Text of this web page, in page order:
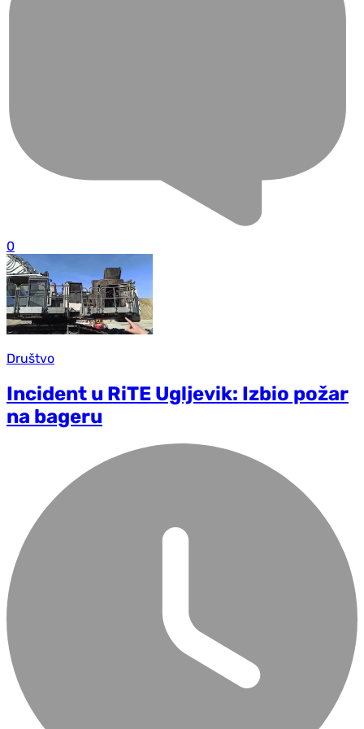
0
Društvo
Incident u RiTE Ugljevik: Izbio požar
na bageru